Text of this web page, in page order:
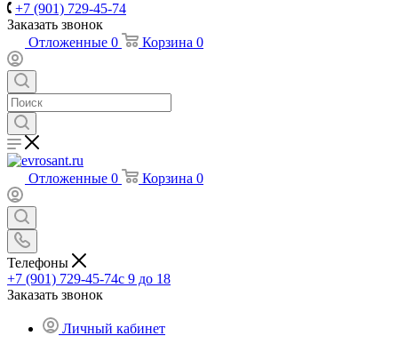
+7 (901) 729-45-74
Заказать звонок
Отложенные 0 Корзина 0
Отложенные 0 Корзина 0
Телефоны
+7 (901) 729-45-74c 9 до 18
Заказать звонок
Личный кабинет